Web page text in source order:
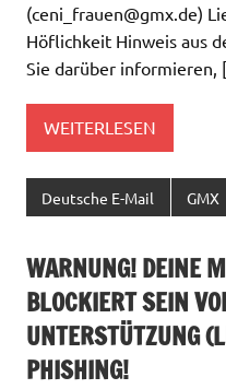
(ceni_frauen@gmx.de)
Höflichkeit Hinweis aus
Sie darüber
WEITERLESEN
Deutsche E-Mail GMX
WARNUNG! DEINE
BLOCKIERT SEIN
UNTERSTÜTZUNG (
PHISHING!